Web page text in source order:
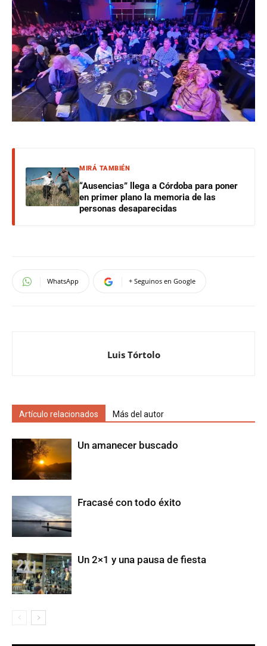
MIRÁ TAMBIÉN
“Ausencias” llega a Córdoba para poner
en primer plano la memoria de las
personas desaparecidas
WhatsApp + Seguinos en Google
Luis Tórtolo
Artículo relacionados Más del autor
Un amanecer buscado
Fracasé con todo éxito
Un 2×1 y una pausa de fiesta